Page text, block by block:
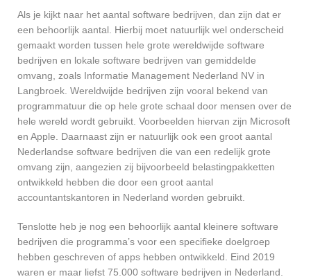
Als je kijkt naar het aantal software bedrijven, dan zijn dat er
een behoorlijk aantal. Hierbij moet natuurlijk wel onderscheid
gemaakt worden tussen hele grote wereldwijde software
bedrijven en lokale software bedrijven van gemiddelde
omvang, zoals Informatie Management Nederland NV in
Langbroek. Wereldwijde bedrijven zijn vooral bekend van
programmatuur die op hele grote schaal door mensen over de
hele wereld wordt gebruikt. Voorbeelden hiervan zijn Microsoft
en Apple. Daarnaast zijn er natuurlijk ook een groot aantal
Nederlandse software bedrijven die van een redelijk grote
omvang zijn, aangezien zij bijvoorbeeld belastingpakketten
ontwikkeld hebben die door een groot aantal
accountantskantoren in Nederland worden gebruikt.
Tenslotte heb je nog een behoorlijk aantal kleinere software
bedrijven die programma’s voor een specifieke doelgroep
hebben geschreven of apps hebben ontwikkeld. Eind 2019
waren er maar liefst 75.000 software bedrijven in Nederland.